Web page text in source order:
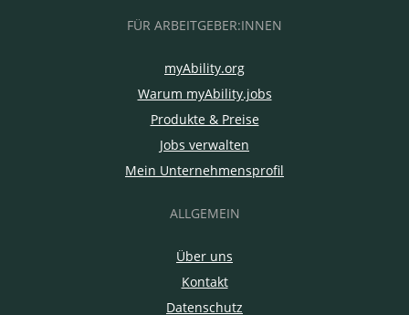
FÜR ARBEITGEBER:INNEN
myAbility.org
Warum myAbility.jobs
Produkte & Preise
Jobs verwalten
Mein Unternehmensprofil
ALLGEMEIN
Über uns
Kontakt
Datenschutz